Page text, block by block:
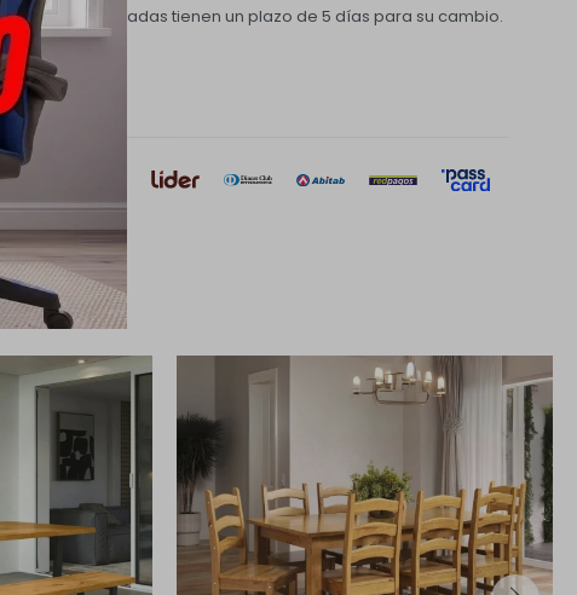
compras realizadas tienen un plazo de 5 días para su cambio.
de pago